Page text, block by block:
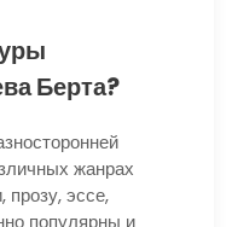
Берта?
жанрах
прозу, эссе,
популярны и